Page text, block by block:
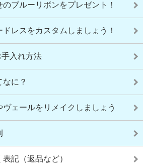
ブルーリボンをプレゼント！
レスをカスタムしましょう！
入れ方法
に？
ェールをリメイクしましょう
記（返品など）